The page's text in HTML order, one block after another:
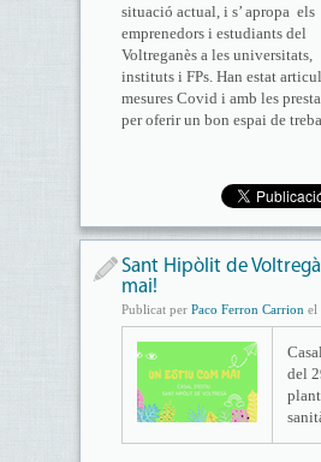
situació actual, i s’ apropa els
emprenedors i estudiants del
Voltreganès a les universitats,
instituts i FPs. Han estat
mesures Covid i amb les
per oferir un bon espai de
Sant Hipòlit de
mai!
Publicat per Paco Ferron Carrion el
del